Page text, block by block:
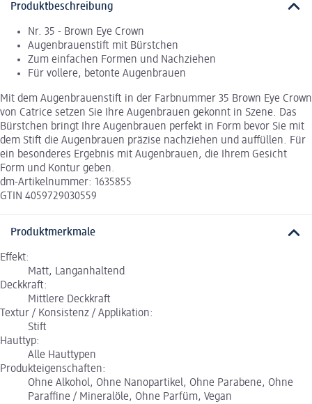
Produktbeschreibung
Nr. 35 - Brown Eye Crown
Augenbrauenstift mit Bürstchen
Zum einfachen Formen und Nachziehen
Für vollere, betonte Augenbrauen
Mit dem Augenbrauenstift in der Farbnummer 35 Brown Eye Crown
von Catrice setzen Sie Ihre Augenbrauen gekonnt in Szene. Das
Bürstchen bringt Ihre Augenbrauen perfekt in Form bevor Sie mit
dem Stift die Augenbrauen präzise nachziehen und auffüllen. Für
ein besonderes Ergebnis mit Augenbrauen, die Ihrem Gesicht
Form und Kontur geben.
dm-Artikelnummer: 1635855
GTIN 4059729030559
Produktmerkmale
Effekt:
Matt, Langanhaltend
Deckkraft:
Mittlere Deckkraft
Textur / Konsistenz / Applikation:
Stift
Hauttyp:
Alle Hauttypen
Produkteigenschaften:
Ohne Alkohol, Ohne Nanopartikel, Ohne Parabene, Ohne
Paraffine / Mineralöle, Ohne Parfüm, Vegan